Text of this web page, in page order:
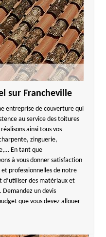
sur Francheville
entreprise de couverture qui
au service des toitures
ainsi tous vos
zinguerie,
En tant que
à vous donner satisfaction
professionnelles de notre
d’utiliser des matériaux et
un devis
que vous devez allouer